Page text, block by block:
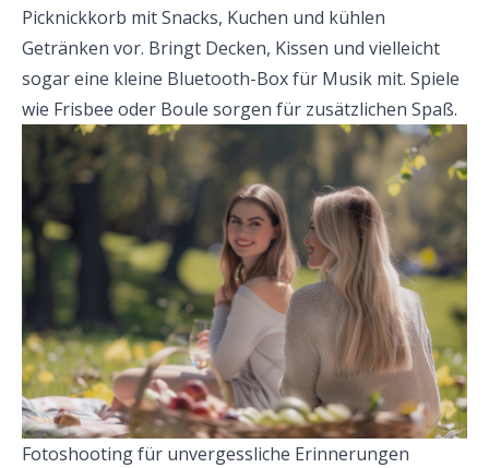
Picknickkorb mit Snacks, Kuchen und kühlen
Getränken vor. Bringt Decken, Kissen und vielleicht
sogar eine kleine Bluetooth-Box für Musik mit. Spiele
wie Frisbee oder Boule sorgen für zusätzlichen Spaß.
Fotoshooting für unvergessliche Erinnerungen